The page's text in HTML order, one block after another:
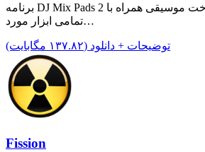
برنامه DJ Mix Pads 2 برنامه‌ای برای ساخت موسیقی همراه با
تمامی ابزار مورد…
توضیحات + دانلود (۱۳۷.۸۲ مگابایت)
Fission